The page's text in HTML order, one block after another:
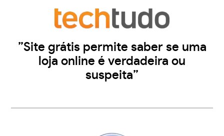
”Site grátis permite saber se uma
loja online é verdadeira ou
suspeita”